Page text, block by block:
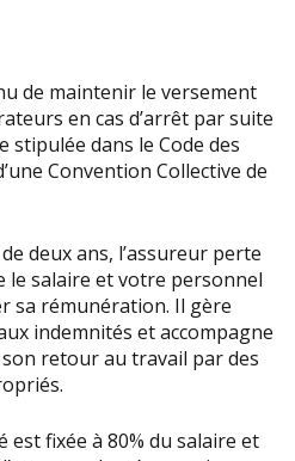
de maintenir le versement
en cas d’arrêt par suite
stipulée dans le Code des
Convention Collective de
deux ans, l’assureur perte
le salaire et votre personnel
sa rémunération. Il gère
indemnités et accompagne
retour au travail par des
est fixée à 80% du salaire et